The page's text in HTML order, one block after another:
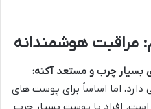
مراقبت هوشمندانه
چرب و مستعد آکنه:
اما اساساً برای پوست های